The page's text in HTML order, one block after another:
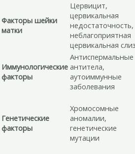
Факторы шейки
матки
Цервицит,
цервикальная
недостаточность,
неблагоприятная
цервикальная
Иммунологические
факторы
Антиспермальные
антитела,
аутоиммунные
заболевания
Генетические
факторы
Хромосомные
аномалии,
генетические
мутации